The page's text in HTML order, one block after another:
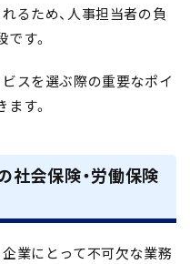
るため、人事担当者の負
す。
スを選ぶ際の重要なポイ
す。
社会保険・労働保険
業にとって不可欠な業務